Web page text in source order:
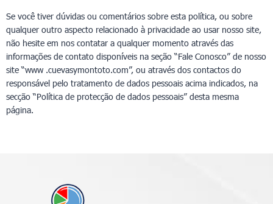
Se você tiver dúvidas ou comentários sobre esta política, ou sobre
qualquer outro aspecto relacionado à privacidade ao usar nosso site,
não hesite em nos contatar a qualquer momento através das
informações de contato disponíveis na seção “Fale Conosco” de nosso
site “www .cuevasymontoto.com”, ou através dos contactos do
responsável pelo tratamento de dados pessoais acima indicados, na
secção “Política de protecção de dados pessoais” desta mesma
página.